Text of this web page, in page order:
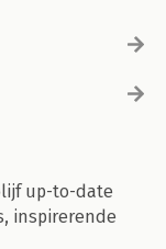
up-to-date
inspirerende